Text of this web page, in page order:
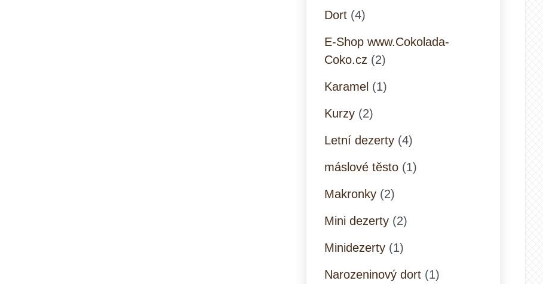
Dort (4)
E-Shop www.Cokolada-
Coko.cz (2)
Karamel (1)
Kurzy (2)
Letní dezerty (4)
máslové těsto (1)
Makronky (2)
Mini dezerty (2)
Minidezerty (1)
Narozeninový dort (1)